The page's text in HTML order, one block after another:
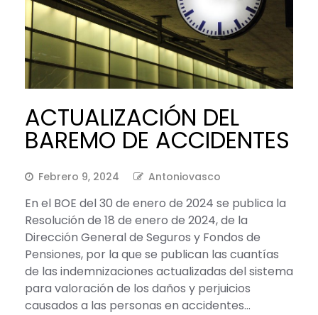
ACTUALIZACIÓN DEL
BAREMO DE ACCIDENTES
Febrero 9, 2024 Antoniovasco
En el BOE del 30 de enero de 2024 se publica la
Resolución de 18 de enero de 2024, de la
Dirección General de Seguros y Fondos de
Pensiones, por la que se publican las cuantías
de las indemnizaciones actualizadas del sistema
para valoración de los daños y perjuicios
causados a las personas en accidentes…